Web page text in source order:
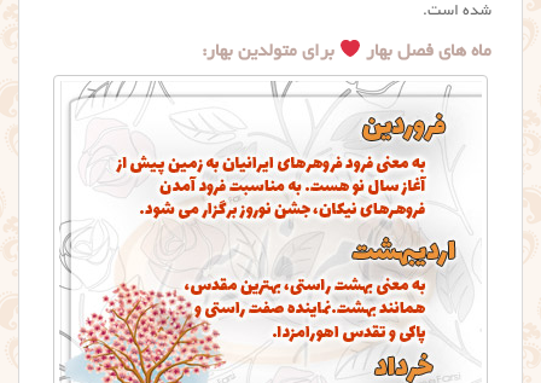
شده است.
ماه های فصل بهار برای متولدین بهار: